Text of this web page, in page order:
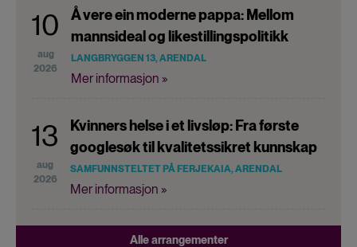
10
aug
2026
Å vere ein moderne pappa: Mellom
mannsideal og likestillingspolitikk
LANGBRYGGEN 13, ARENDAL
Mer informasjon »
13
aug
2026
Kvinners helse i et livsløp: Fra første
googlesøk til kvalitetssikret kunnskap
SAMFUNNSTELTET PÅ FERJEKAIA, ARENDAL
Mer informasjon »
Alle arrangementer